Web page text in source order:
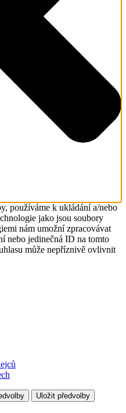
používáme k ukládání a/nebo
jako jsou soubory
nám umožní zpracovávat
nebo jedinečná ID na tomto
může nepříznivě ovlivnit
Uložit předvolby